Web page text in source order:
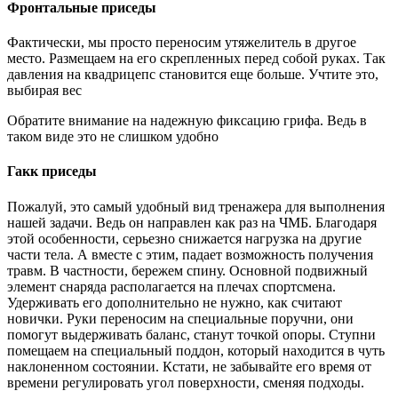
Фронтальные приседы
Фактически, мы просто переносим утяжелитель в другое
место. Размещаем на его скрепленных перед собой руках. Так
давления на квадрицепс становится еще больше. Учтите это,
выбирая вес
Обратите внимание на надежную фиксацию грифа. Ведь в
таком виде это не слишком удобно
Гакк приседы
Пожалуй, это самый удобный вид тренажера для выполнения
нашей задачи. Ведь он направлен как раз на ЧМБ. Благодаря
этой особенности, серьезно снижается нагрузка на другие
части тела. А вместе с этим, падает возможность получения
травм. В частности, бережем спину. Основной подвижный
элемент снаряда располагается на плечах спортсмена.
Удерживать его дополнительно не нужно, как считают
новички. Руки переносим на специальные поручни, они
помогут выдерживать баланс, станут точкой опоры. Ступни
помещаем на специальный поддон, который находится в чуть
наклоненном состоянии. Кстати, не забывайте его время от
времени регулировать угол поверхности, сменяя подходы.